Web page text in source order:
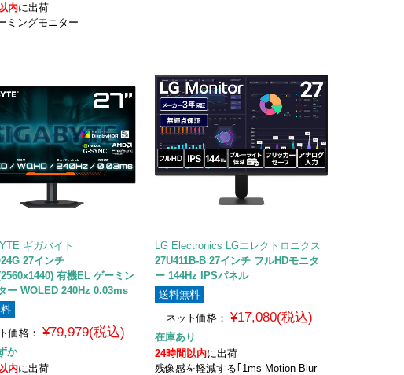
内に出荷
ミングモニター
ギガバイト
27インチ
有機EL ゲーミン
ー WOLED 240Hz 0.03ms
価格： ¥79,979(税込)
か
内に出荷
LG Electronics LGエレクトロニクス
27U411B-B 27インチ フルHDモニタ
ー 144Hz IPSパネル
送料無料
ネット価格： ¥17,080(税込)
在庫あり
24時間以内に出荷
残像感を軽減する｢1ms Motion Blur